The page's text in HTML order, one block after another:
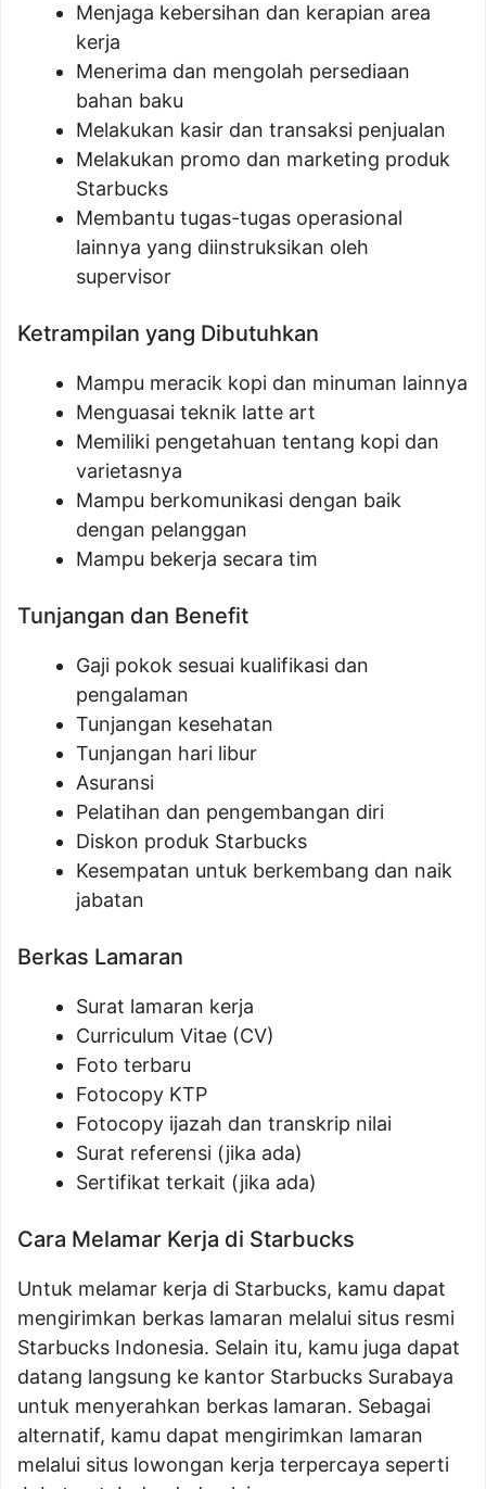
Menjaga kebersihan dan kerapian area
kerja
Menerima dan mengolah persediaan
bahan baku
Melakukan kasir dan transaksi penjualan
Melakukan promo dan marketing produk
Starbucks
Membantu tugas-tugas operasional
lainnya yang diinstruksikan oleh
supervisor
Ketrampilan yang Dibutuhkan
Mampu meracik kopi dan minuman lainnya
Menguasai teknik latte art
Memiliki pengetahuan tentang kopi dan
varietasnya
Mampu berkomunikasi dengan baik
dengan pelanggan
Mampu bekerja secara tim
Tunjangan dan Benefit
Gaji pokok sesuai kualifikasi dan
pengalaman
Tunjangan kesehatan
Tunjangan hari libur
Asuransi
Pelatihan dan pengembangan diri
Diskon produk Starbucks
Kesempatan untuk berkembang dan naik
jabatan
Berkas Lamaran
Surat lamaran kerja
Curriculum Vitae (CV)
Foto terbaru
Fotocopy KTP
Fotocopy ijazah dan transkrip nilai
Surat referensi (jika ada)
Sertifikat terkait (jika ada)
Cara Melamar Kerja di Starbucks
Untuk melamar kerja di Starbucks, kamu dapat
mengirimkan berkas lamaran melalui situs resmi
Starbucks Indonesia. Selain itu, kamu juga dapat
datang langsung ke kantor Starbucks Surabaya
untuk menyerahkan berkas lamaran. Sebagai
alternatif, kamu dapat mengirimkan lamaran
melalui situs lowongan kerja terpercaya seperti